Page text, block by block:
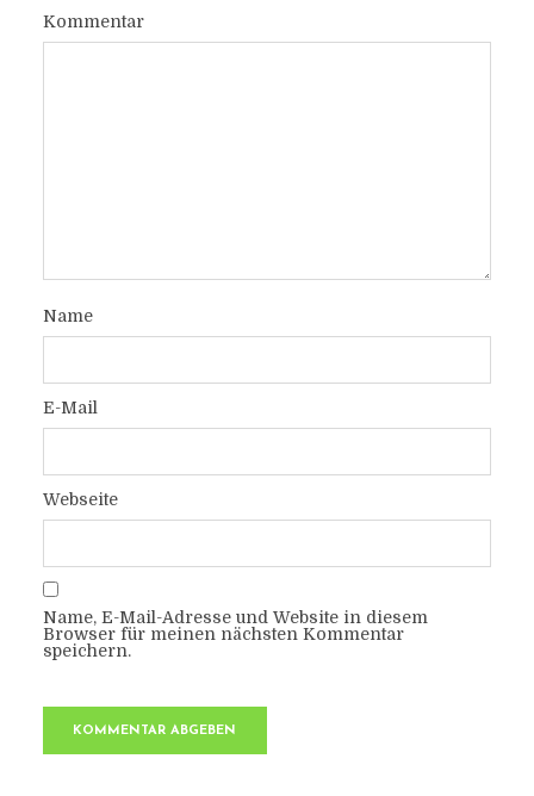
Kommentar
Name
E-Mail
Webseite
Name, E-Mail-Adresse und Website in diesem
Browser für meinen nächsten Kommentar
speichern.